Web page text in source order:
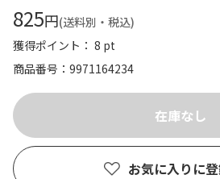
825円(送料別・税込)
獲得ポイント： 8 pt
商品番号
9971164234
お気に入りに